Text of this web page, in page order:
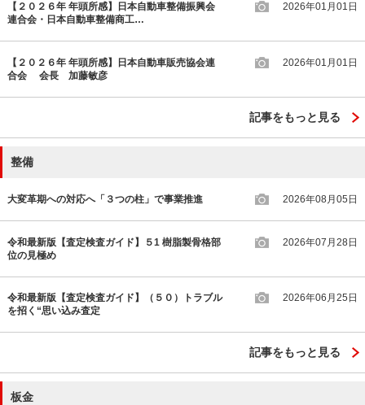
【２０２６年 年頭所感】日本自動車整備振興会
連合会・日本自動車整備商工…
2026年01月01日
【２０２６年 年頭所感】日本自動車販売協会連
合会 会長 加藤敏彦
2026年01月01日
記事をもっと見る
整備
大変革期への対応へ「３つの柱」で事業推進 2026年08月05日
令和最新版【査定検査ガイド】５1 樹脂製骨格部
位の見極め
2026年07月28日
令和最新版【査定検査ガイド】（５０）トラブル
を招く“思い込み査定
2026年06月25日
記事をもっと見る
板金